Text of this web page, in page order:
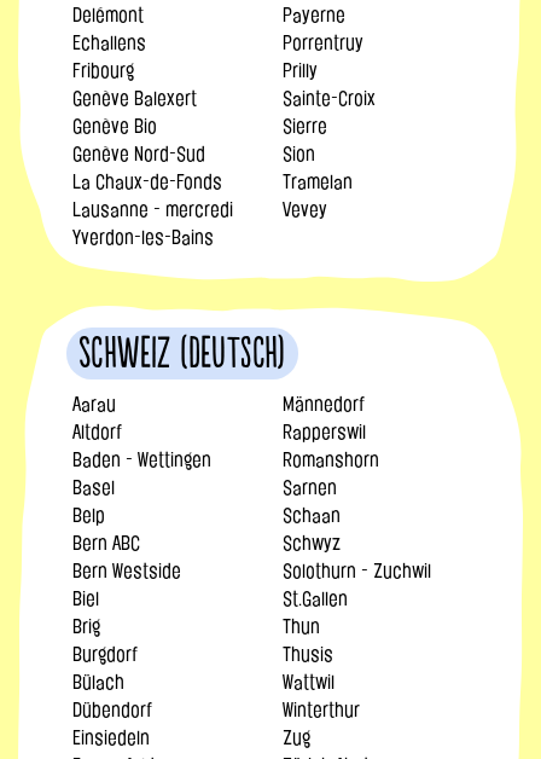
Delémont
Echallens
Fribourg
Genève Balexert
Genève Bio
Genève Nord-Sud
La Chaux-de-Fonds
Lausanne - mercredi
Payerne
Porrentruy
Prilly
Sainte-Croix
Sierre
Sion
Tramelan
Vevey
Yverdon-les-Bains
Schweiz (Deutsch)
Aarau
Altdorf
Baden - Wettingen
Basel
Belp
Bern ABC
Bern Westside
Biel
Brig
Burgdorf
Bülach
Dübendorf
Einsiedeln
Männedorf
Rapperswil
Romanshorn
Sarnen
Schaan
Schwyz
Solothurn - Zuchwil
St.Gallen
Thun
Thusis
Wattwil
Winterthur
Zug